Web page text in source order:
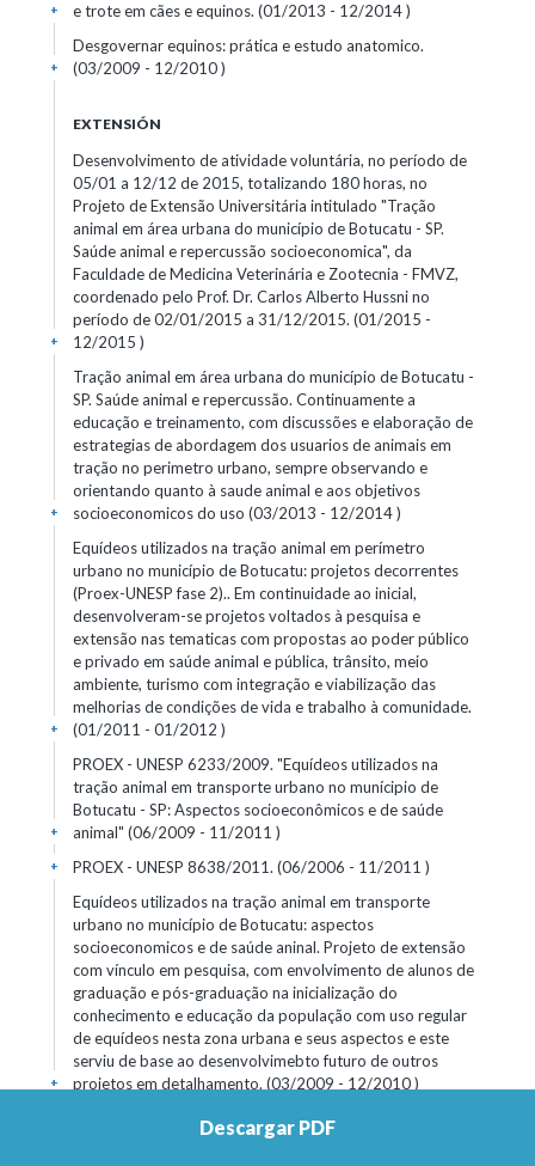
e trote em cães e equinos. (01/2013 - 12/2014 )
+
Desgovernar equinos: prática e estudo anatomico.
(03/2009 - 12/2010 )
+
EXTENSIÓN
Desenvolvimento de atividade voluntária, no período de
05/01 a 12/12 de 2015, totalizando 180 horas, no
Projeto de Extensão Universitária intitulado "Tração
animal em área urbana do município de Botucatu - SP.
Saúde animal e repercussão socioeconomica", da
Faculdade de Medicina Veterinária e Zootecnia - FMVZ,
coordenado pelo Prof. Dr. Carlos Alberto Hussni no
período de 02/01/2015 a 31/12/2015. (01/2015 -
12/2015 )
+
Tração animal em área urbana do município de Botucatu -
SP. Saúde animal e repercussão. Continuamente a
educação e treinamento, com discussões e elaboração de
estrategias de abordagem dos usuarios de animais em
tração no perimetro urbano, sempre observando e
orientando quanto à saude animal e aos objetivos
socioeconomicos do uso (03/2013 - 12/2014 )
+
Equídeos utilizados na tração animal em perímetro
urbano no município de Botucatu: projetos decorrentes
(Proex-UNESP fase 2).. Em continuidade ao inicial,
desenvolveram-se projetos voltados à pesquisa e
extensão nas tematicas com propostas ao poder público
e privado em saúde animal e pública, trânsito, meio
ambiente, turismo com integração e viabilização das
melhorias de condições de vida e trabalho à comunidade.
(01/2011 - 01/2012 )
+
PROEX - UNESP 6233/2009. "Equídeos utilizados na
tração animal em transporte urbano no munícipio de
Botucatu - SP: Aspectos socioeconômicos e de saúde
animal" (06/2009 - 11/2011 )
+
PROEX - UNESP 8638/2011. (06/2006 - 11/2011 )
+
Equídeos utilizados na tração animal em transporte
urbano no município de Botucatu: aspectos
socioeconomicos e de saúde aninal. Projeto de extensão
com vínculo em pesquisa, com envolvimento de alunos de
graduação e pós-graduação na inicialização do
conhecimento e educação da população com uso regular
de equídeos nesta zona urbana e seus aspectos e este
serviu de base ao desenvolvimebto futuro de outros
projetos em detalhamento. (03/2009 - 12/2010 )
+
Descargar PDF